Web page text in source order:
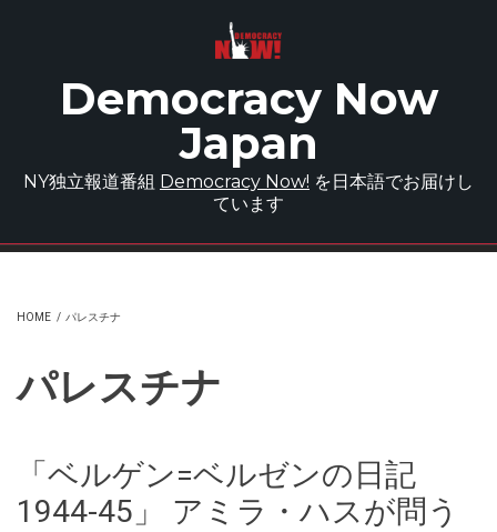
Democracy Now
Japan
NY独立報道番組 Democracy Now! を日本語でお届けし
ています
HOME / パレスチナ
パレスチナ
「ベルゲン=ベルゼンの日記
1944-45」 アミラ・ハスが問う